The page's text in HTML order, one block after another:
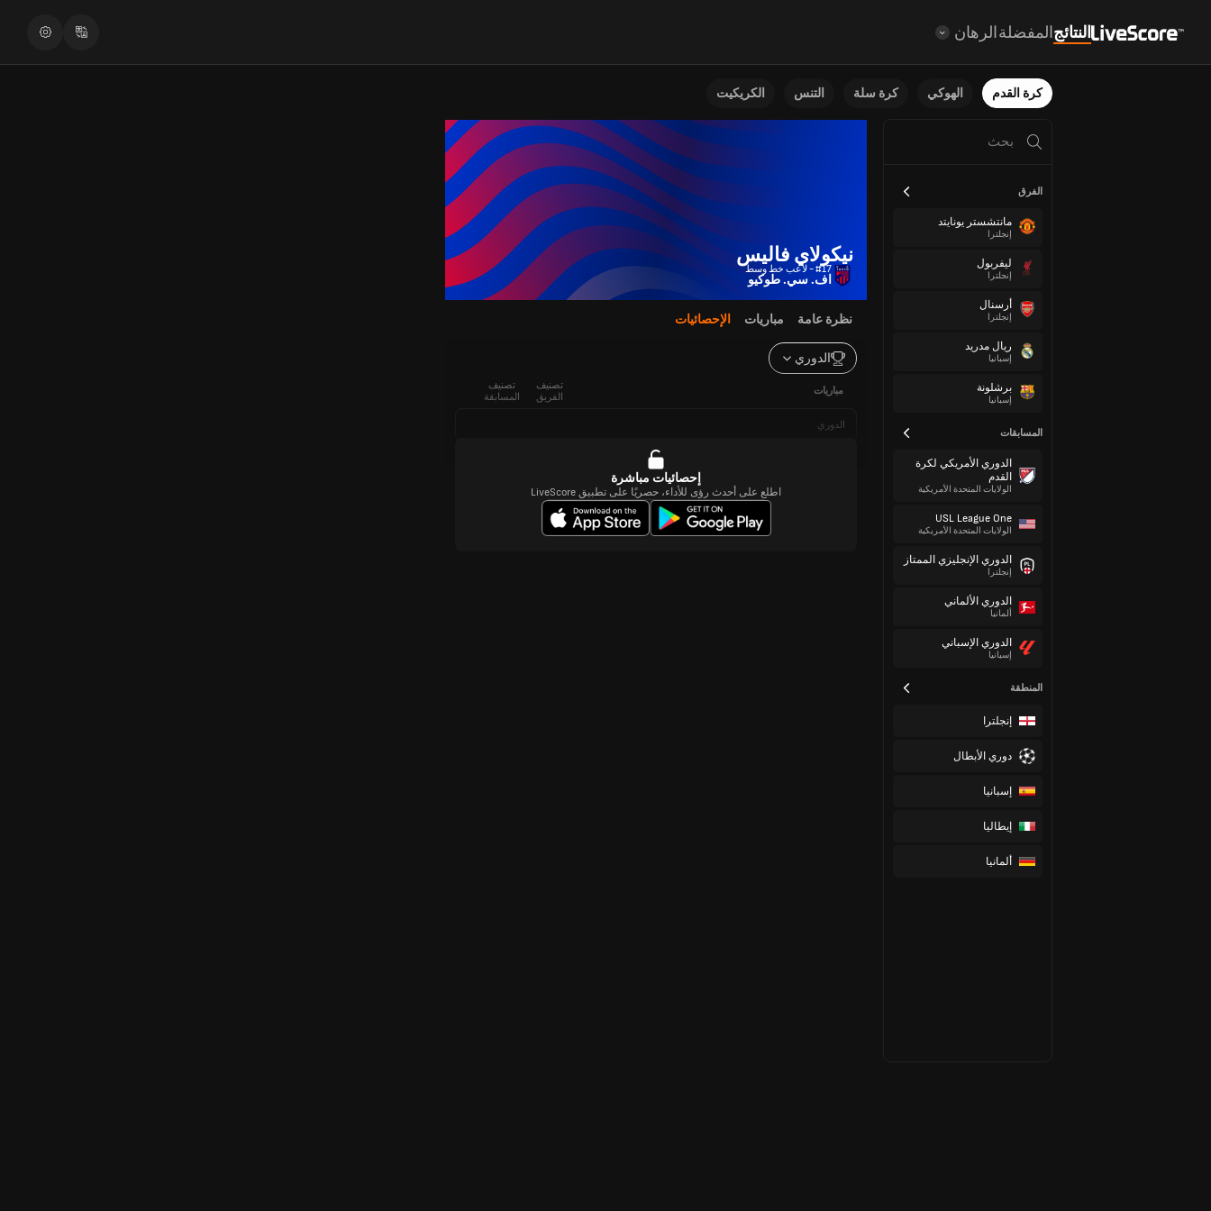
النتائجالمفضلةالرهان
كرة القدم الهوكي كرة سلة التنس الكريكيت
الفرق
مانتشستر يونايتد
إنجلترا
ليفربول
إنجلترا
أرسنال
إنجلترا
ريال مدريد
إسبانيا
برشلونة
إسبانيا
المسابقات
الدوري الأمريكي لكرة
القدم
الولايات المتحدة الأمريكية
USL League One
الولايات المتحدة الأمريكية
الدوري الإنجليزي الممتاز
إنجلترا
الدوري الألماني
ألمانيا
الدوري الإسباني
إسبانيا
المنطقة
إنجلترا
دوري الأبطال
إسبانيا
إيطاليا
ألمانيا
نيكولاي فاليس
#17 - لاعب خط وسط
اف. سي. طوكيو
نظرة عامة مباريات الإحصائيات
الدوري
مباريات
تصنيف
الفريق
تصنيف
المسابقة
الدوري
إحصائيات مباشرة
اطلع على أحدث رؤى للأداء، حصريًا على تطبيق LiveScore